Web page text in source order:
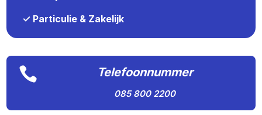
✓ Particulie & Zakelijk
 Telefoonnummer
085 800 2200